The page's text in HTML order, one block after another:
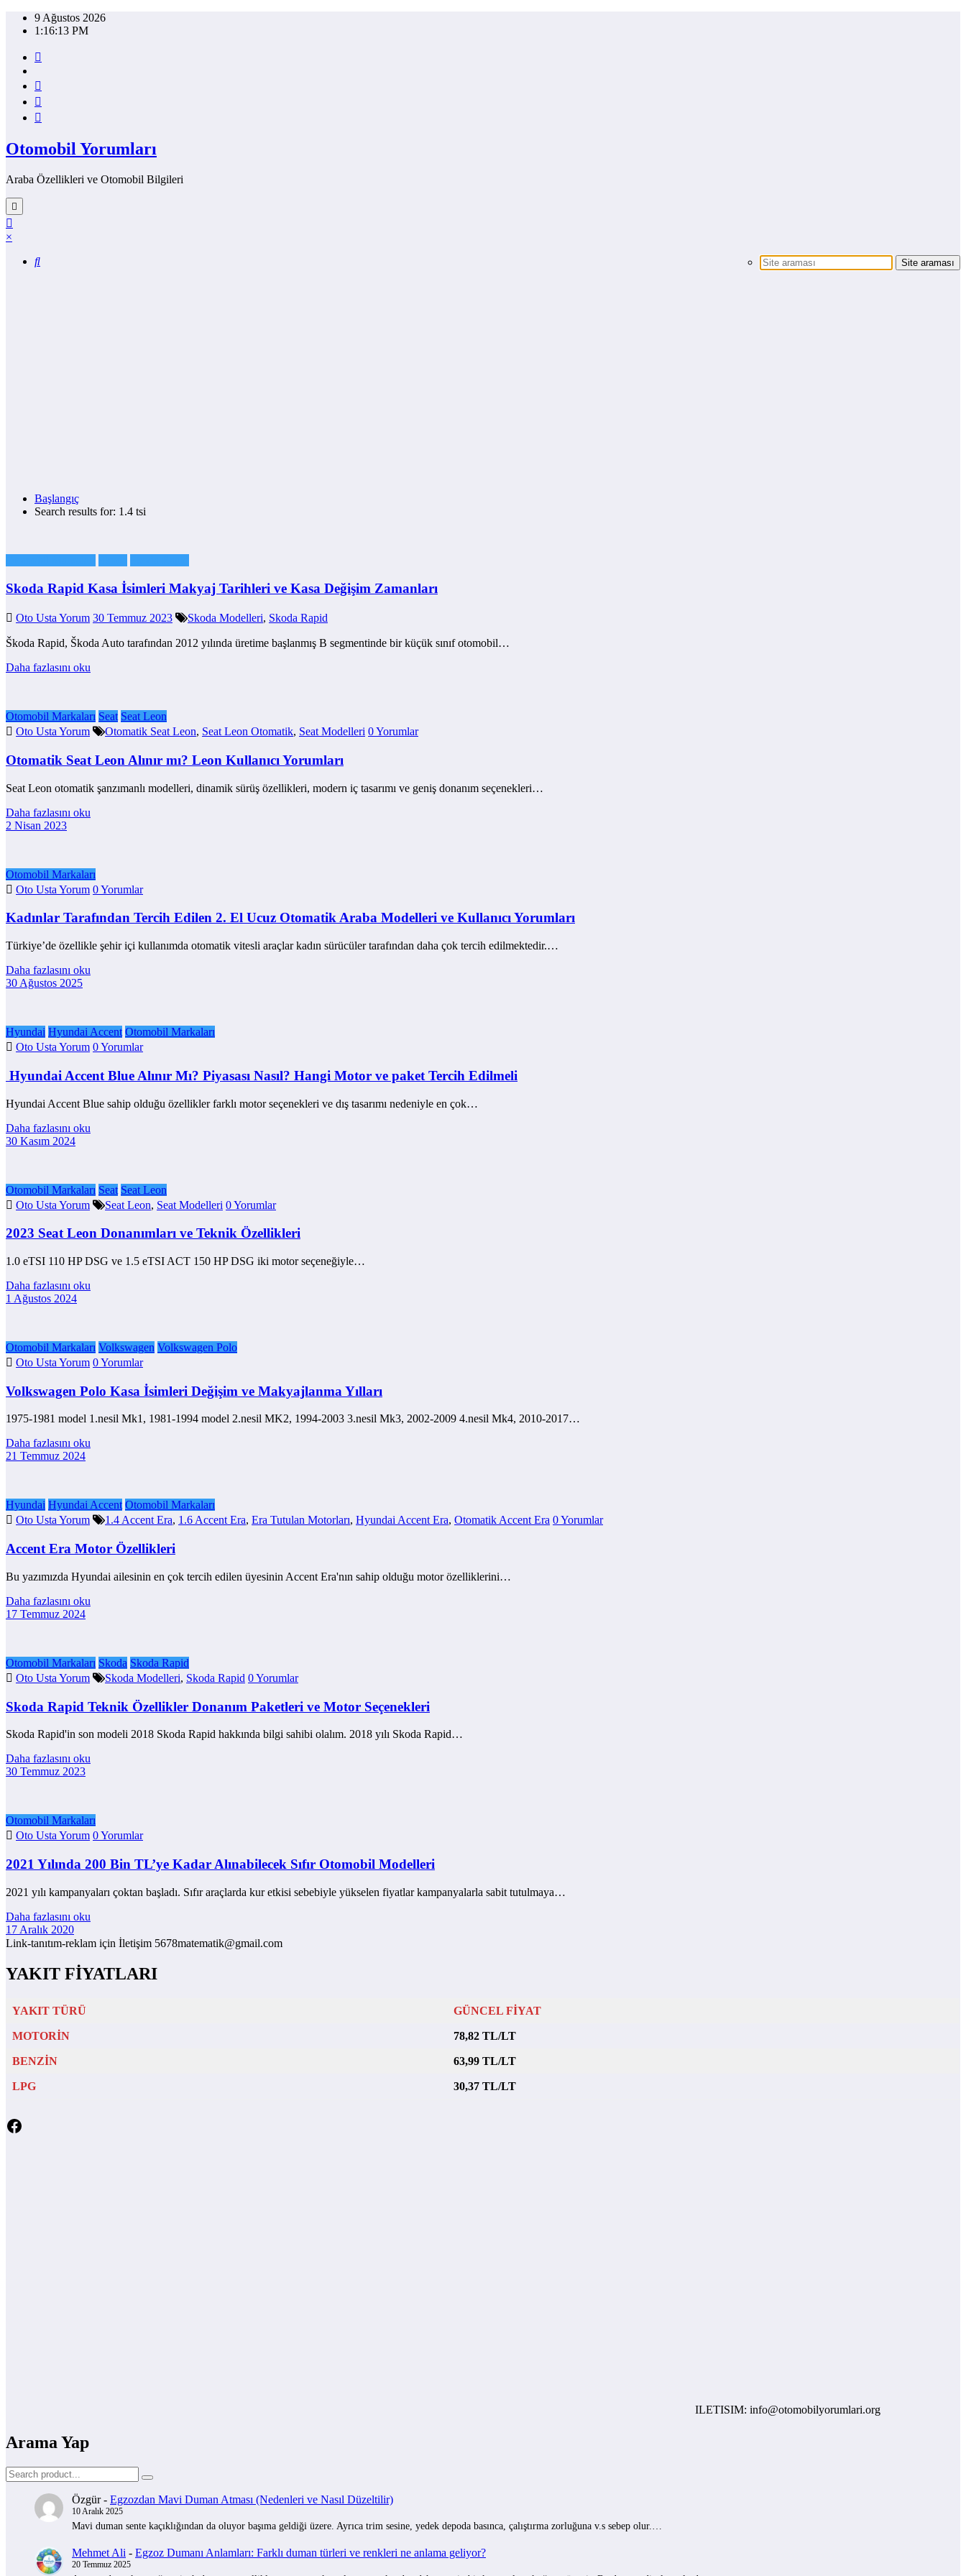
İçeriğe9 Ağustos 2026
1:16:13 PM
Otomobil Yorumları
Araba Özellikleri ve Otomobil Bilgileri
×
Başlangıç
Search results for: 1.4 tsi
Skoda Rapid Kasa İsimleri Makyaj Tarihleri ve Kasa Değişim Zamanları
Oto Usta Yorum 30 Temmuz 2023 Skoda Modelleri, Skoda Rapid
Škoda Rapid, Škoda Auto tarafından 2012 yılında üretime başlanmış B segmentinde bir küçük sınıf otomobil…
Daha fazlasını oku
Otomobil Markaları Seat Seat Leon
Oto Usta Yorum
Otomatik Seat Leon, Seat Leon Otomatik, Seat Modelleri 0 Yorumlar
Otomatik Seat Leon Alınır mı? Leon Kullanıcı Yorumları
Seat Leon otomatik şanzımanlı modelleri, dinamik sürüş özellikleri, modern iç tasarımı ve geniş donanım seçenekleri…
Daha fazlasını oku
2 Nisan 2023
Otomobil Markaları
Oto Usta Yorum 0 Yorumlar
Kadınlar Tarafından Tercih Edilen 2. El Ucuz Otomatik Araba Modelleri ve Kullanıcı Yorumları
Türkiye’de özellikle şehir içi kullanımda otomatik vitesli araçlar kadın sürücüler tarafından daha çok tercih edilmektedir.…
Daha fazlasını oku
30 Ağustos 2025
Hyundai Hyundai Accent Otomobil Markaları
Oto Usta Yorum 0 Yorumlar
Hyundai Accent Blue Alınır Mı? Piyasası Nasıl? Hangi Motor ve paket Tercih Edilmeli
Hyundai Accent Blue sahip olduğu özellikler farklı motor seçenekleri ve dış tasarımı nedeniyle en çok…
Daha fazlasını oku
30 Kasım 2024
Otomobil Markaları Seat Seat Leon
Oto Usta Yorum
Seat Leon, Seat Modelleri 0 Yorumlar
2023 Seat Leon Donanımları ve Teknik Özellikleri
1.0 eTSI 110 HP DSG ve 1.5 eTSI ACT 150 HP DSG iki motor seçeneğiyle…
Daha fazlasını oku
1 Ağustos 2024
Otomobil Markaları Volkswagen Volkswagen Polo
Oto Usta Yorum 0 Yorumlar
Volkswagen Polo Kasa İsimleri Değişim ve Makyajlanma Yılları
1975-1981 model 1.nesil Mk1, 1981-1994 model 2.nesil MK2, 1994-2003 3.nesil Mk3, 2002-2009 4.nesil Mk4, 2010-2017…
Daha fazlasını oku
21 Temmuz 2024
Hyundai Hyundai Accent Otomobil Markaları
Oto Usta Yorum
1.4 Accent Era, 1.6 Accent Era, Era Tutulan Motorları, Hyundai Accent Era, Otomatik Accent Era 0 Yorumlar
Accent Era Motor Özellikleri
Bu yazımızda Hyundai ailesinin en çok tercih edilen üyesinin Accent Era'nın sahip olduğu motor özelliklerini…
Daha fazlasını oku
17 Temmuz 2024
Otomobil Markaları Skoda Skoda Rapid
Oto Usta Yorum
Skoda Modelleri, Skoda Rapid 0 Yorumlar
Skoda Rapid Teknik Özellikler Donanım Paketleri ve Motor Seçenekleri
Skoda Rapid'in son modeli 2018 Skoda Rapid hakkında bilgi sahibi olalım. 2018 yılı Skoda Rapid…
Daha fazlasını oku
30 Temmuz 2023
Otomobil Markaları
Oto Usta Yorum 0 Yorumlar
2021 Yılında 200 Bin TL’ye Kadar Alınabilecek Sıfır Otomobil Modelleri
2021 yılı kampanyaları çoktan başladı. Sıfır araçlarda kur etkisi sebebiyle yükselen fiyatlar kampanyalarla sabit tutulmaya…
Daha fazlasını oku
17 Aralık 2020
Link-tanıtım-reklam için İletişim 5678matematik@gmail.com
YAKIT FİYATLARI
YAKIT TÜRÜ GÜNCEL FİYAT
MOTORİN 78,82 TL/LT
BENZİN 63,99 TL/LT
LPG 30,37 TL/LT
Facebook
ILETISIM: info@otomobilyorumlari.org
Arama Yap
Özgür- Egzozdan Mavi Duman Atması (Nedenleri ve Nasıl Düzeltilir)
10 Aralık 2025
Mavi duman sente kaçıklığından da oluyor başıma geldiği üzere. Ayrıca trim sesine, yedek depoda basınca, çalıştırma zorluğuna v.s sebep olur.…
Mehmet Ali - Egzoz Dumanı Anlamları: Farklı duman türleri ve renkleri ne anlama geliyor?
20 Temmuz 2025